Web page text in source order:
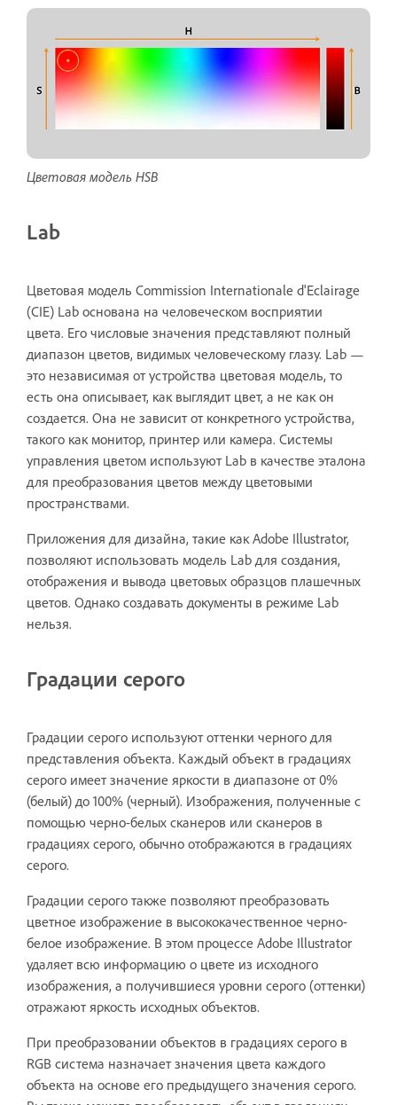
Цветовая модель HSB
Lab
Цветовая модель Commission Internationale d'Eclairage
(CIE) Lab основана на человеческом восприятии
цвета. Его числовые значения представляют полный
диапазон цветов, видимых человеческому глазу. Lab —
это независимая от устройства цветовая модель, то
есть она описывает, как выглядит цвет, а не как он
создается. Она не зависит от конкретного устройства,
такого как монитор, принтер или камера. Системы
управления цветом используют Lab в качестве эталона
для преобразования цветов между цветовыми
пространствами.
Приложения для дизайна, такие как Adobe Illustrator,
позволяют использовать модель Lab для создания,
отображения и вывода цветовых образцов плашечных
цветов. Однако создавать документы в режиме Lab
нельзя.
Градации серого
Градации серого используют оттенки черного для
представления объекта. Каждый объект в градациях
серого имеет значение яркости в диапазоне от 0%
(белый) до 100% (черный). Изображения, полученные с
помощью черно-белых сканеров или сканеров в
градациях серого, обычно отображаются в градациях
серого.
Градации серого также позволяют преобразовать
цветное изображение в высококачественное черно-
белое изображение. В этом процессе Adobe Illustrator
удаляет всю информацию о цвете из исходного
изображения, а получившиеся уровни серого (оттенки)
отражают яркость исходных объектов.
При преобразовании объектов в градациях серого в
RGB система назначает значения цвета каждого
объекта на основе его предыдущего значения серого.